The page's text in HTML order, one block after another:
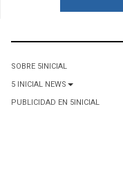
SOBRE 5INICIAL
5 INICIAL NEWS
PUBLICIDAD EN 5INICIAL